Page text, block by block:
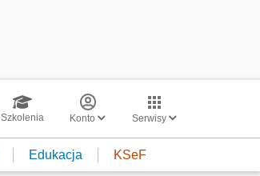
Szkolenia Konto Serwisy
Edukacja KSeF